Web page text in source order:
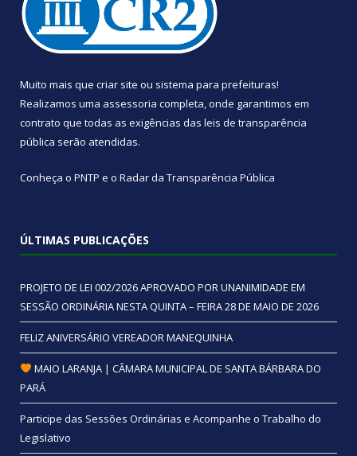
Muito mais que criar site ou sistema para prefeituras!
Realizamos uma assessoria completa, onde garantimos em
contrato que todas as exigências das leis de transparência
pública serão atendidas.
Conheça o PNTP e o Radar da Transparência Pública
ÚLTIMAS PUBLICAÇÕES
PROJETO DE LEI 002/2026 APROVADO POR UNANIMIDADE EM
SESSÃO ORDINÁRIA NESTA QUINTA – FEIRA 28 DE MAIO DE 2026
FELIZ ANIVERSÁRIO VEREADOR MANEQUINHA
MAIO LARANJA | CÂMARA MUNICIPAL DE SANTA BÁRBARA DO
PARÁ
Participe das Sessões Ordinárias e Acompanhe o Trabalho do
Legislativo